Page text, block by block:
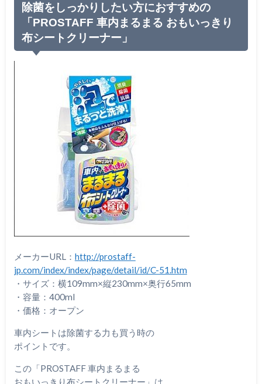
除菌をしっかりしたい方におすすめの
「PROSTAFF 車内まるまる おもいっきり
布シートクリーナー」
メーカーURL： http://prostaff-
jp.com/index/index/page/detail/id/C-51.htm
・サイズ：横109mm×縦230mm×奥行65mm
・容量：400ml
・価格：オープン
車内シートは除菌する力も買う時の
ポイントです。
この「PROSTAFF 車内まるまる